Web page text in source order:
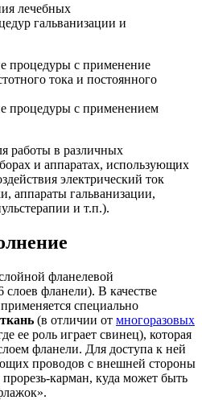
лечебных
гальванизации и
процедуры с применение
тока и постоянного
процедуры с применением
работы в различных
и аппаратах, использующих
электрический ток
аппараты гальванизации,
и т.п.).
фланелевой
фланели). В качестве
специально
(в отличии от многоразовых
ее роль играет свинец), которая
фланели. Для доступа к ней
проводов с внешней стороны
прорезь-карман, куда может быть